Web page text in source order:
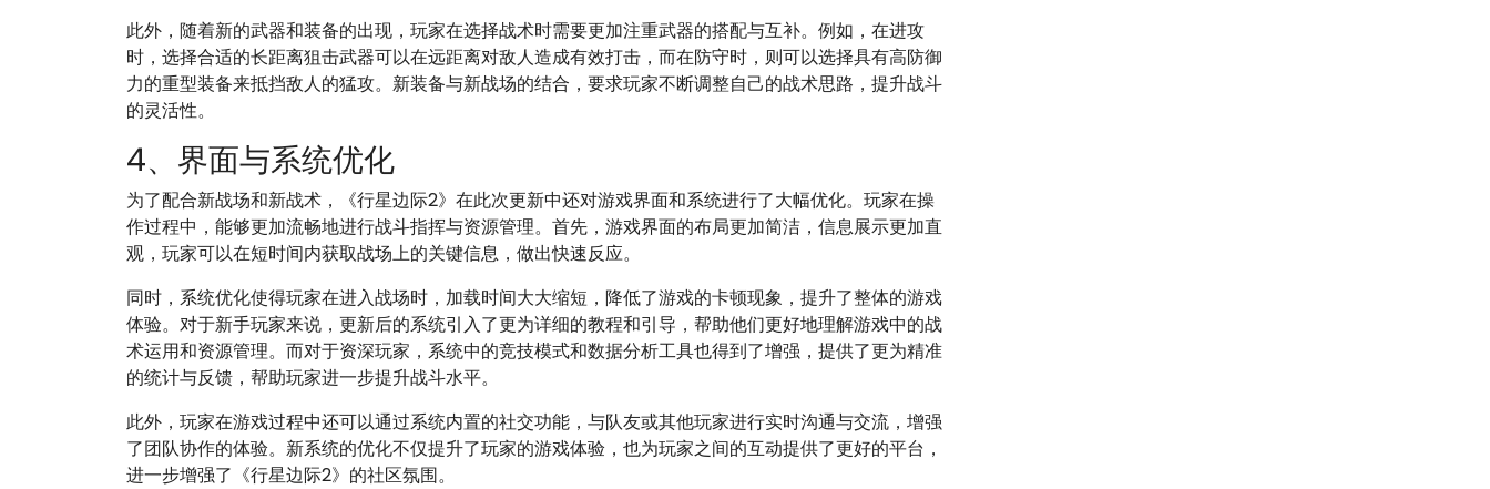
此外，随着新的武器和装备的出现，玩家在选择战术时需要更加注重武器的搭配与互补。例如，在进攻
时，选择合适的长距离狙击武器可以在远距离对敌人造成有效打击，而在防守时，则可以选择具有高防御
力的重型装备来抵挡敌人的猛攻。新装备与新战场的结合，要求玩家不断调整自己的战术思路，提升战斗
的灵活性。
4、界面与系统优化
为了配合新战场和新战术，《行星边际2》在此次更新中还对游戏界面和系统进行了大幅优化。玩家在操
作过程中，能够更加流畅地进行战斗指挥与资源管理。首先，游戏界面的布局更加简洁，信息展示更加直
观，玩家可以在短时间内获取战场上的关键信息，做出快速反应。
同时，系统优化使得玩家在进入战场时，加载时间大大缩短，降低了游戏的卡顿现象，提升了整体的游戏
体验。对于新手玩家来说，更新后的系统引入了更为详细的教程和引导，帮助他们更好地理解游戏中的战
术运用和资源管理。而对于资深玩家，系统中的竞技模式和数据分析工具也得到了增强，提供了更为精准
的统计与反馈，帮助玩家进一步提升战斗水平。
此外，玩家在游戏过程中还可以通过系统内置的社交功能，与队友或其他玩家进行实时沟通与交流，增强
了团队协作的体验。新系统的优化不仅提升了玩家的游戏体验，也为玩家之间的互动提供了更好的平台，
进一步增强了《行星边际2》的社区氛围。